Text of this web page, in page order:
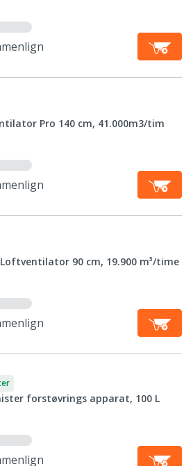
Pro 140 cm, 41.000m3/tim
90 cm, 19.900 m³/time
forstøvrings apparat, 100 L